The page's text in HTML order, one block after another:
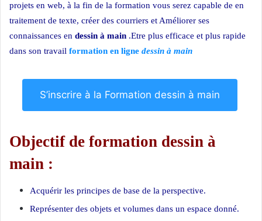
projets en web, à la fin de la formation vous serez capable de en
traitement de texte, créer des courriers et Améliorer ses
connaissances en dessin à main .Etre plus efficace et plus rapide
dans son travail formation en ligne dessin à main
S’inscrire à la Formation dessin à main
Objectif de formation dessin à
main :
Acquérir les principes de base de la perspective.
Représenter des objets et volumes dans un espace donné.